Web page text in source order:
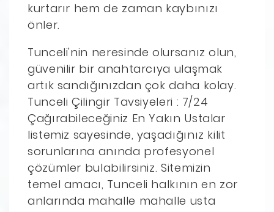
kurtarır hem de zaman kaybınızı
önler.
Tunceli'nin neresinde olursanız olun,
güvenilir bir anahtarcıya ulaşmak
artık sandığınızdan çok daha kolay.
Tunceli Çilingir Tavsiyeleri : 7/24
Çağırabileceğiniz En Yakın Ustalar
listemiz sayesinde, yaşadığınız kilit
sorunlarına anında profesyonel
çözümler bulabilirsiniz. Sitemizin
temel amacı, Tunceli halkının en zor
anlarında mahalle mahalle usta